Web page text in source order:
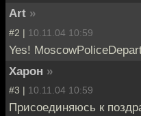
Art »
#2 | 10.11.04 10:59
Yes!
Харон »
#3 | 10.11.04 10:59
Присоединяюсь к